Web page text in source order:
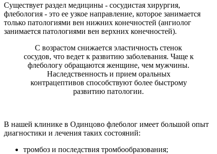
Существует раздел медицины - сосудистая хирургия,
флебология - это ее узкое направление, которое занимается
только патологиями вен нижних конечностей (ангиолог
занимается патологиями вен верхних конечностей).
С возрастом снижается эластичность стенок
сосудов, что ведет к развитию заболевания. Чаще к
флебологу обращаются женщине, чем мужчины.
Наследственность и прием оральных
контрацептивов способствуют более быстрому
развитию патологии.
В нашей клинике в Одинцово флеболог имеет большой опыт
диагностики и лечения таких состояний:
тромбоз и последствия тромбообразования;